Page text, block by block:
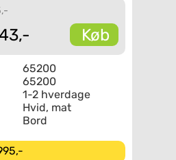
Køb
65200
65200
1-2 hverdage
Hvid, mat
Bord